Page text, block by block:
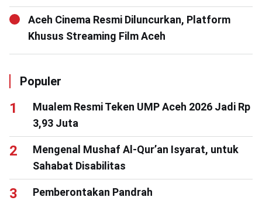
Aceh Cinema Resmi Diluncurkan, Platform
Khusus Streaming Film Aceh
Populer
Mualem Resmi Teken UMP Aceh 2026 Jadi Rp
3,93 Juta
Mengenal Mushaf Al-Qur’an Isyarat, untuk
Sahabat Disabilitas
Pemberontakan Pandrah